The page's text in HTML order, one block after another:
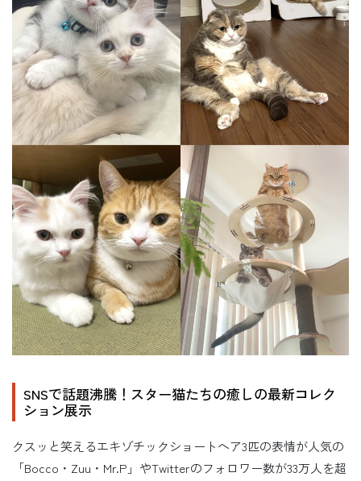
SNSで話題沸騰！スター猫たちの癒しの最新コレク
ション展示
クスッと笑えるエキゾチックショートヘア3匹の表情が人気の
「Bocco・Zuu・Mr.P」やTwitterのフォロワー数が33万人を超